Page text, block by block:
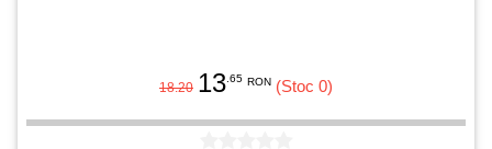
18.20 13 .65 RON (Stoc 0)